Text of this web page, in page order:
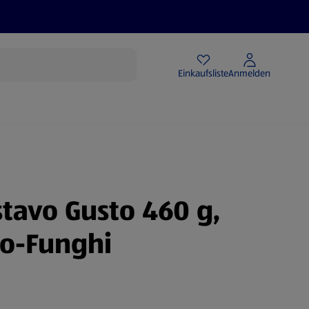
EinkaufslisteAnmelden
Gusto 460 g,
Funghi